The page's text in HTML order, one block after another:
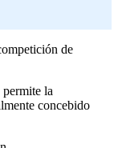
de
permite la
concebido